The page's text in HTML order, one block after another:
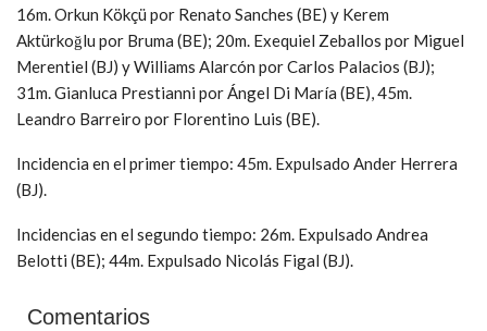
16m. Orkun Kökçü por Renato Sanches (BE) y Kerem
Aktürkoğlu por Bruma (BE); 20m. Exequiel Zeballos por Miguel
Merentiel (BJ) y Williams Alarcón por Carlos Palacios (BJ);
31m. Gianluca Prestianni por Ángel Di María (BE), 45m.
Leandro Barreiro por Florentino Luis (BE).
Incidencia en el primer tiempo: 45m. Expulsado Ander Herrera
(BJ).
Incidencias en el segundo tiempo: 26m. Expulsado Andrea
Belotti (BE); 44m. Expulsado Nicolás Figal (BJ).
Comentarios